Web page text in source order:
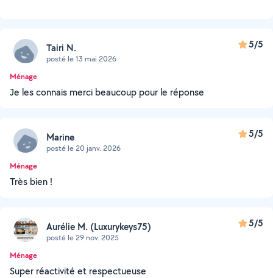
Tairi N.
posté le 13 mai 2026
5/5
Ménage
Je les connais merci beaucoup pour le réponse
Marine
posté le 20 janv. 2026
5/5
Ménage
Très bien !
Aurélie M. (Luxurykeys75)
posté le 29 nov. 2025
5/5
Ménage
Super réactivité et respectueuse